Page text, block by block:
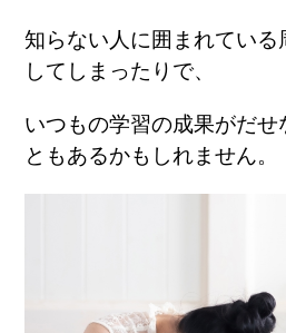
知らない人に囲まれてい
してしまったりで、
いつもの学習の成果がだ
ともあるかもしれません。